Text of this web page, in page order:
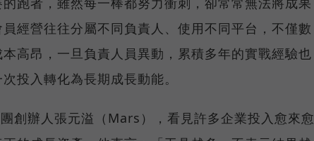
經營往往分屬不同負責人、使用不同平台，不僅數
高昂，一旦負責人員異動，累積多年的實戰經驗也
投入轉化為長期成長動能。
創辦人張元溢（Mars），看見許多企業投入愈來愈